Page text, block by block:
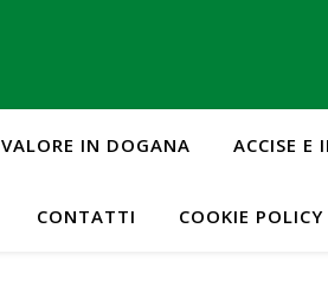
VALORE IN DOGANA ACCISE E
CONTATTI COOKIE